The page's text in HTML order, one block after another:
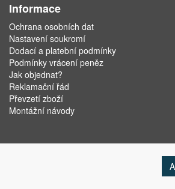
Informace
Ochrana osobních dat
Nastavení soukromí
Dodací a platební podmínky
Podmínky vrácení peněz
Jak objednat?
Reklamační řád
Převzetí zboží
Montážní návody